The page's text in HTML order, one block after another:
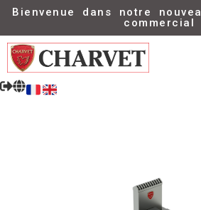
Bienvenue dans notre
commercial